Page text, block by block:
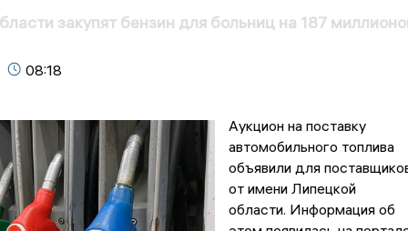
закупят бензин для больниц на 187
08:18
Аукцион на поставку
автомобильного топлива
объявили для
от имени Липецкой
области. Информация об